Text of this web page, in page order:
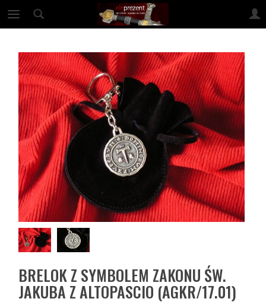
BRELOK Z SYMBOLEM ZAKONU ŚW.
JAKUBA Z ALTOPASCIO (AGKR/17.01)